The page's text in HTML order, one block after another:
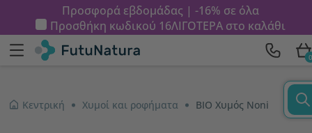
Προσφορά εβδομάδας | -16% σε όλα
Προσθήκη κωδικού 16ΛΙΓΟΤΕΡΑστο καλάθι
0
Κεντρική Χυμοί και ροφήματα ΒΙΟ Χυμός Νoni